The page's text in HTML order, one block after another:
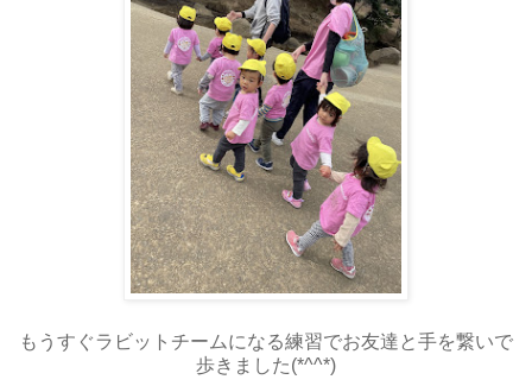
もうすぐラビットチームになる練習でお友達と手を繋いで
歩きました(*^^*)